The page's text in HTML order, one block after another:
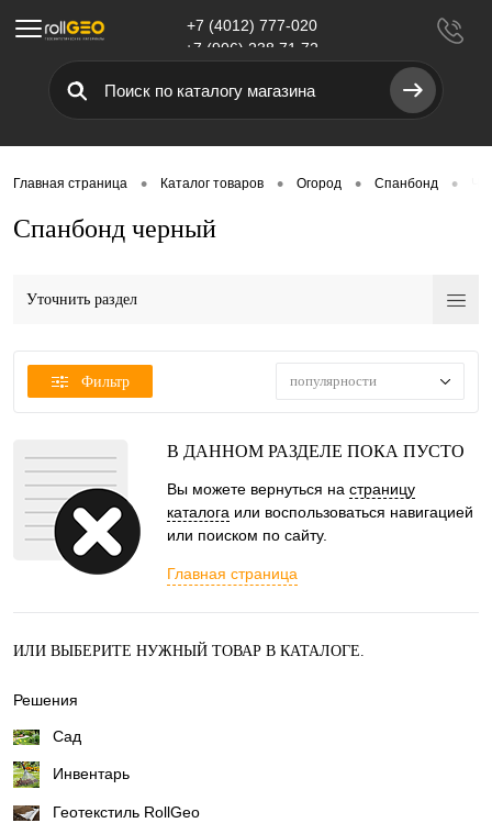
Меню
+7 (4012) 777-020
+7 (906) 238 71 72
Главная страница • Каталог товаров • Огород • Спанбонд •
Спанбонд черный
Уточнить раздел
Фильтр популярности
В ДАННОМ РАЗДЕЛЕ ПОКА ПУСТО
Вы можете вернуться на страницу
каталога или воспользоваться навигацией
или поиском по сайту.
Главная страница
ИЛИ ВЫБЕРИТЕ НУЖНЫЙ ТОВАР В КАТАЛОГЕ.
Решения
Сад
Инвентарь
Геотекстиль RollGeo